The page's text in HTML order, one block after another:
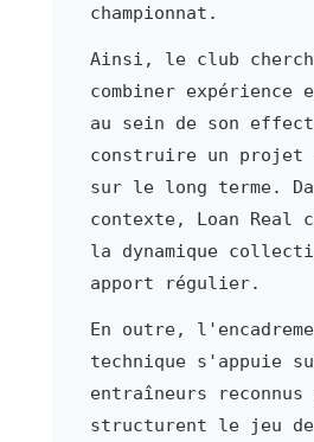
championnat.
Ainsi, le club
combiner expérience
au sein de son
construire un projet
sur le long terme.
contexte, Loan Real
la dynamique
apport régulier.
En outre,
technique s'appuie
entraîneurs reconnus
structurent le jeu